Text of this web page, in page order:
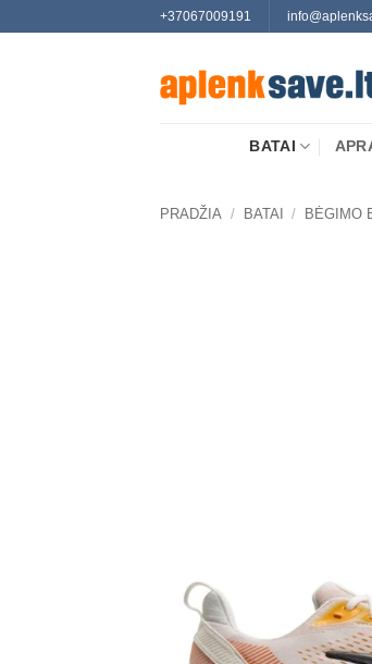
+37067009191
BATAI
PRADŽIA / BATAI / BĖGIMO